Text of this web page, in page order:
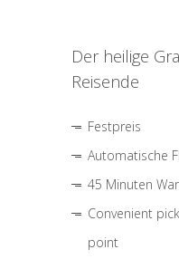
Der heilige
Reisende
Festpreis
Automatische
45 Minuten
Convenient
point